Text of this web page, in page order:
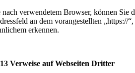
nach verwendetem Browser, können Sie
an dem vorangestellten „https://
erkennen.
Verweise auf Webseiten Dritter